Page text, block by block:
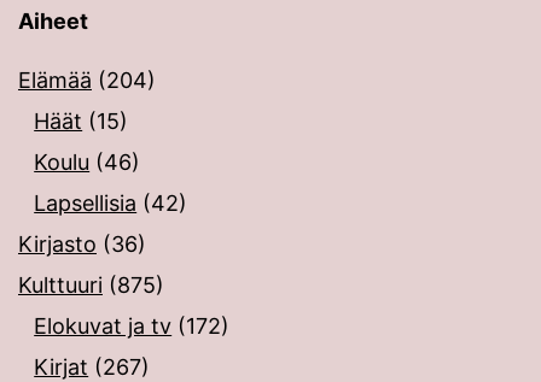
Aiheet
Elämää (204)
Häät (15)
Koulu (46)
Lapsellisia (42)
Kirjasto (36)
Kulttuuri (875)
Elokuvat ja tv (172)
Kirjat (267)